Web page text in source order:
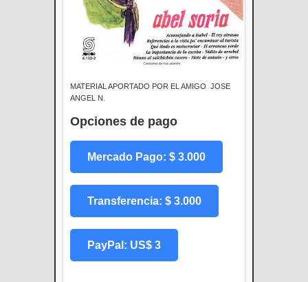
MATERIAL APORTADO POR EL AMIGO JOSE
ANGEL N.
Opciones de pago
Mercado Pago: $ 3.000
Transferencia: $ 3.000
PayPal: US$ 3